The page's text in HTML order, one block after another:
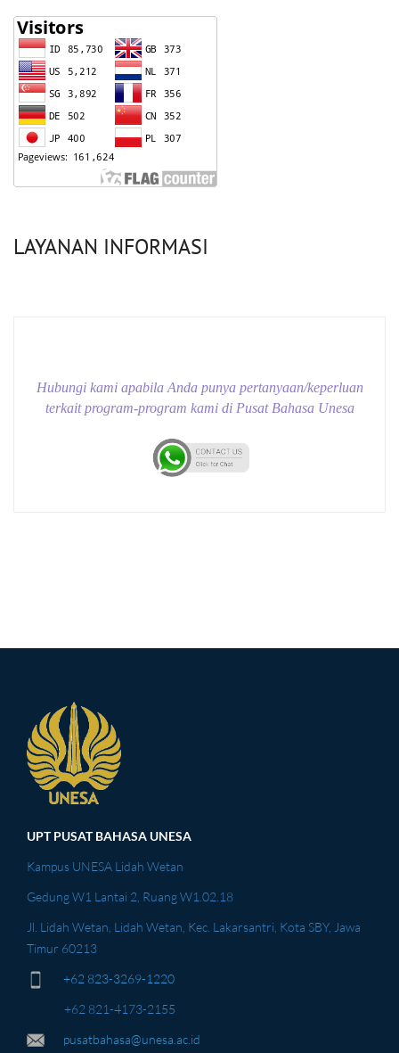
LAYANAN INFORMASI
Hubungi kami apabila Anda punya pertanyaan/keperluan
terkait program-program kami di Pusat Bahasa Unesa
UPT PUSAT BAHASA UNESA
Kampus UNESA Lidah Wetan
Gedung W1 Lantai 2, Ruang W1.02.18
Jl. Lidah Wetan, Lidah Wetan, Kec. Lakarsantri, Kota SBY, Jawa
Timur 60213
+62 823-3269-1220
+62 821-4173-2155
pusatbahasa@unesa.ac.id